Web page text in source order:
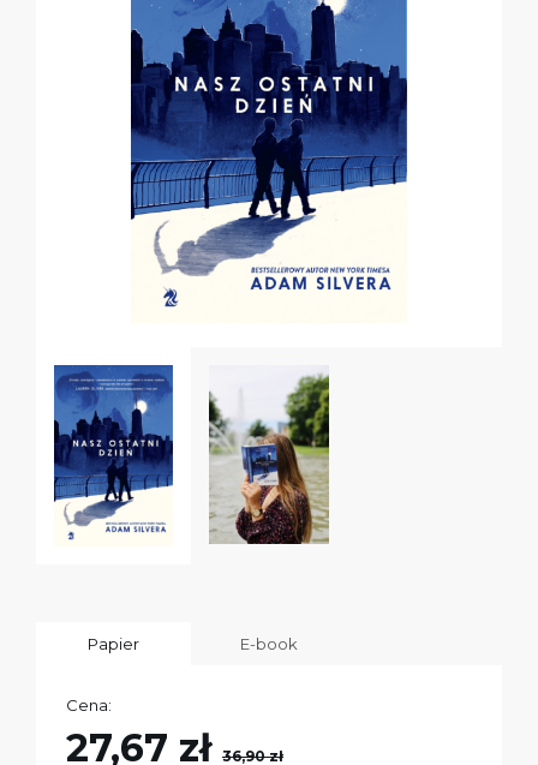
Papier E-book
Cena:
27,67 zł 36,90 zł